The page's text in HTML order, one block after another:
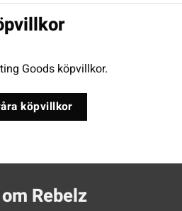
Goods köpvillkor.
köpvillkor
Rebelz